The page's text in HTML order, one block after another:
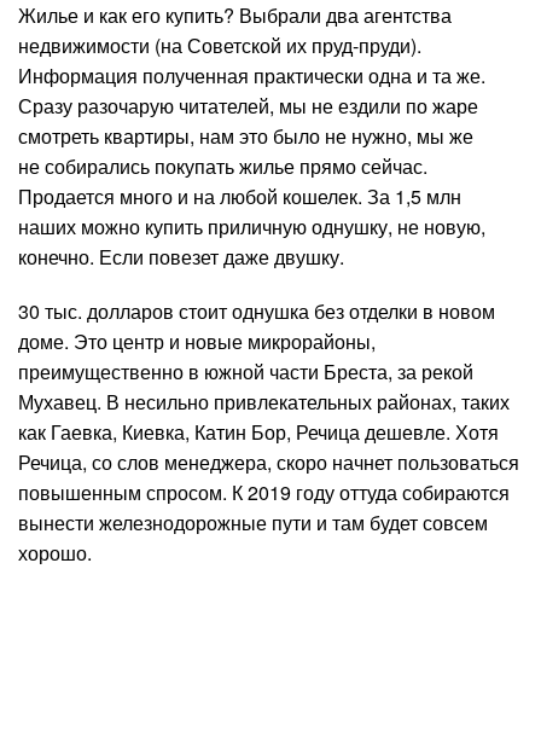
Жилье и как его купить? Выбрали два агентства
недвижимости (на Советской их пруд-пруди).
Информация полученная практически одна и та же.
Сразу разочарую читателей, мы не ездили по жаре
смотреть квартиры, нам это было не нужно, мы же
не собирались покупать жилье прямо сейчас.
Продается много и на любой кошелек. За 1,5 млн
наших можно купить приличную однушку, не новую,
конечно. Если повезет даже двушку.
30 тыс. долларов стоит однушка без отделки в новом
доме. Это центр и новые микрорайоны,
преимущественно в южной части Бреста, за рекой
Мухавец. В несильно привлекательных районах, таких
как Гаевка, Киевка, Катин Бор, Речица дешевле. Хотя
Речица, со слов менеджера, скоро начнет пользоваться
повышенным спросом. К 2019 году оттуда собираются
вынести железнодорожные пути и там будет совсем
хорошо.